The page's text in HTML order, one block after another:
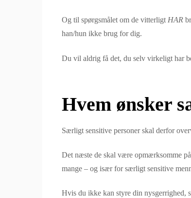
Og til spørgsmålet om de vitterligt HAR
han/hun ikke brug for dig.
Du vil aldrig få det, du selv virkeligt har
Hvem ønsker
Særligt sensitive personer skal derfor
Det næste de skal være opmærksomme
mange – og især for særligt sensitive
Hvis du ikke kan styre din nysgerrighed,